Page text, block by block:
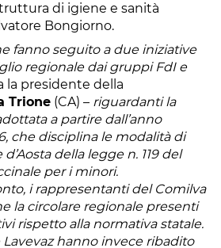
di igiene e sanità
Bongiorno.
fanno seguito a due iniziative
regionale dai gruppi FdI e
la presidente della
Trione (CA) – riguardanti la
a partire dall’anno
che disciplina le modalità di
della legge n. 119 del
per i minori.
i rappresentanti del Comilva
la circolare regionale presenti
rispetto alla normativa statale.
Lavevaz hanno invece ribadito